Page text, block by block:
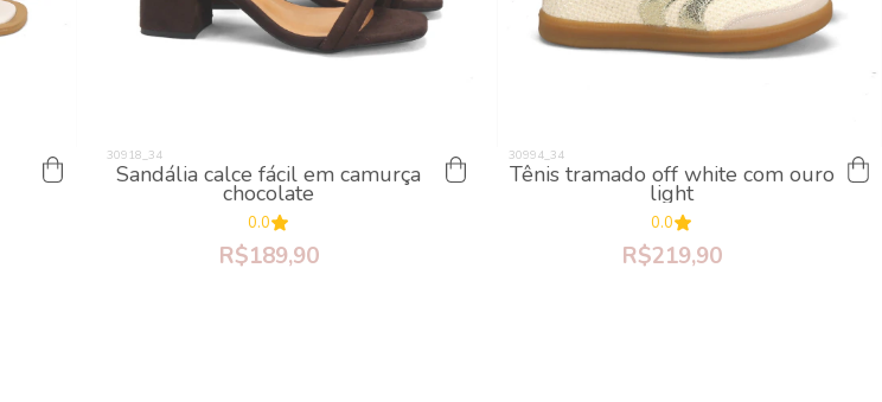
Sandália calce fácil em camurça
chocolate
0.0
R$189,90
Tênis tramado off white com ouro
light
0.0
R$219,90